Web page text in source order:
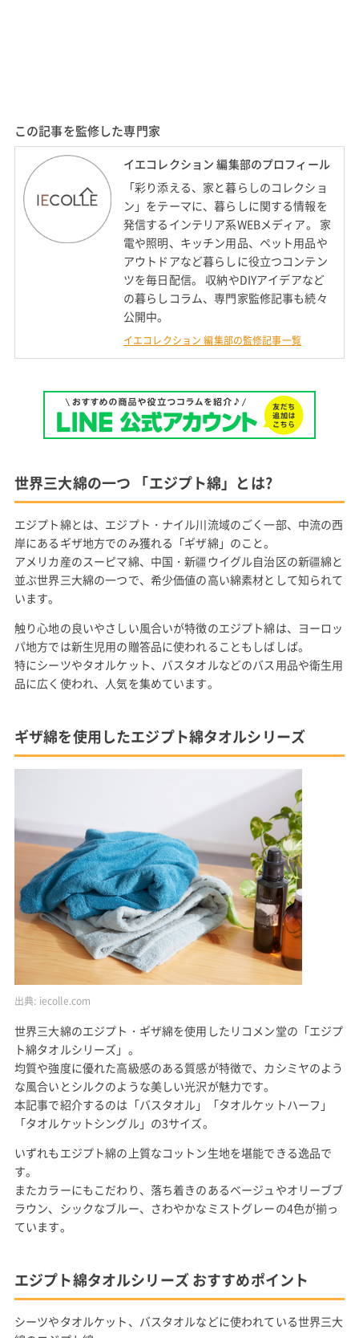
この記事を監修した専門家
イエコレクション 編集部のプロフィール
「彩り添える、家と暮らしのコレクショ
ン」をテーマに、暮らしに関する情報を
発信するインテリア系WEBメディア。 家
電や照明、キッチン用品、ペット用品や
アウトドアなど暮らしに役立つコンテン
ツを毎日配信。 収納やDIYアイデアなど
の暮らしコラム、専門家監修記事も続々
公開中。
イエコレクション 編集部の監修記事一覧
世界三大綿の一つ 「エジプト綿」とは?
エジプト綿とは、エジプト・ナイル川流域のごく一部、中流の西
岸にあるギザ地方でのみ獲れる「ギザ綿」のこと。
アメリカ産のスーピマ綿、中国・新疆ウイグル自治区の新疆綿と
並ぶ世界三大綿の一つで、希少価値の高い綿素材として知られて
います。
触り心地の良いやさしい風合いが特徴のエジプト綿は、ヨーロッ
パ地方では新生児用の贈答品に使われることもしばしば。
特にシーツやタオルケット、バスタオルなどのバス用品や衛生用
品に広く使われ、人気を集めています。
ギザ綿を使用したエジプト綿タオルシリーズ
出典: iecolle.com
世界三大綿のエジプト・ギザ綿を使用したリコメン堂の「エジプ
ト綿タオルシリーズ」。
均質や強度に優れた高級感のある質感が特徴で、カシミヤのよう
な風合いとシルクのような美しい光沢が魅力です。
本記事で紹介するのは「バスタオル」「タオルケットハーフ」
「タオルケットシングル」の3サイズ。
いずれもエジプト綿の上質なコットン生地を堪能できる逸品で
す。
またカラーにもこだわり、落ち着きのあるベージュやオリーブブ
ラウン、シックなブルー、さわやかなミストグレーの4色が揃っ
ています。
エジプト綿タオルシリーズ おすすめポイント
シーツやタオルケット、バスタオルなどに使われている世界三大